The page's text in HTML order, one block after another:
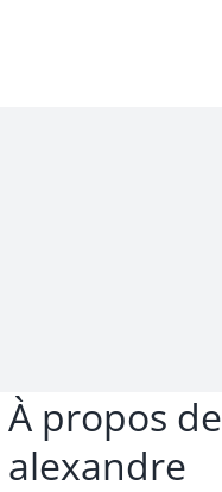
À propos de
alexandre